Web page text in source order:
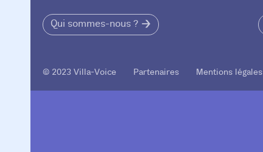
Qui sommes-nous ?
© 2023 Villa-Voice Partenaires Mentions légales